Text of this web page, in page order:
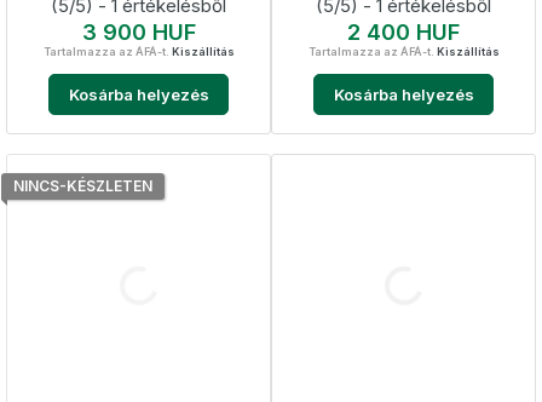
(5/5) - 1 értékelésből
Ár
3 900 HUF
Tartalmazza az ÁFÁ-t. Kiszállítás
Kosárba helyezés
(5/5) - 1 értékelésből
Ár
2 400 HUF
Tartalmazza az ÁFÁ-t. Kiszállítás
Kosárba helyezés
NINCS-KÉSZLETEN